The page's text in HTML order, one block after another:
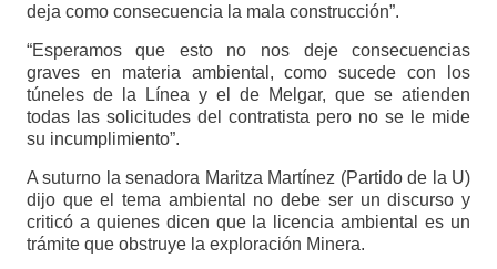
deja como consecuencia la mala construcción”.
“Esperamos que esto no nos deje consecuencias
graves en materia ambiental, como sucede con los
túneles de la Línea y el de Melgar, que se atienden
todas las solicitudes del contratista pero no se le mide
su incumplimiento”.
A suturno la senadora Maritza Martínez (Partido de la U)
dijo que el tema ambiental no debe ser un discurso y
criticó a quienes dicen que la licencia ambiental es un
trámite que obstruye la exploración Minera.